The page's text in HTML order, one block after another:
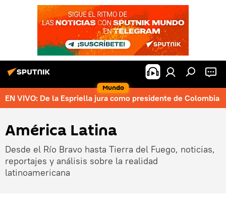
Mundo
EN VIVO: De la Espriella jura como presidente de Colombia
América Latina
Desde el Río Bravo hasta Tierra del Fuego, noticias,
reportajes y análisis sobre la realidad
latinoamericana